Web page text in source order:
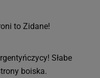
to Zidane!
Słabe
boiska.